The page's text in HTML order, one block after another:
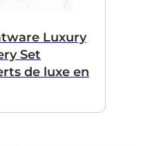
Luxury
Set
de luxe en